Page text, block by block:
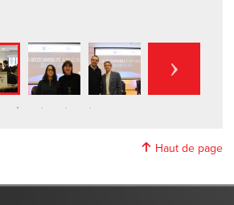
Haut de page